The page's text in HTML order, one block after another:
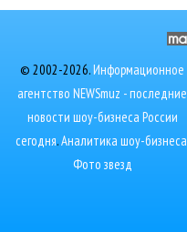
© 2002-2026.Информационное
агентство NEWSmuz - последние
новости шоу-бизнеса России
сегодня.Аналитика шоу-бизнеса
Фото звезд